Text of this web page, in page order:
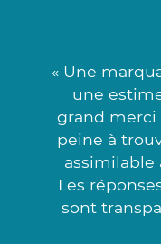
« Une
une
grand merci
peine à
assimilable
Les
sont